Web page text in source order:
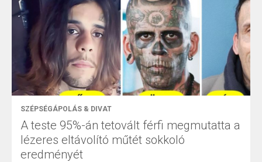
SZÉPSÉGÁPOLÁS & DIVAT
A teste 95%-án tetovált férfi megmutatta a
lézeres eltávolító műtét sokkoló
eredményét